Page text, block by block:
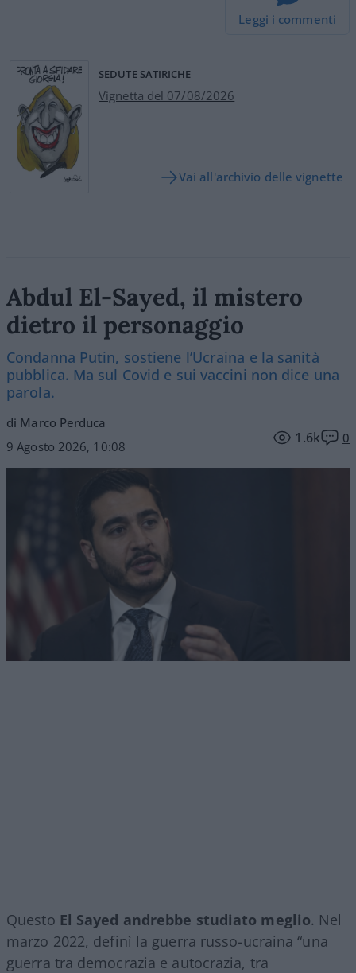
Leggi i commenti
SEDUTE SATIRICHE
Vignetta del 07/08/2026
Vai all'archivio delle vignette
Abdul El-Sayed, il mistero
dietro il personaggio
Condanna Putin, sostiene l’Ucraina e la sanità
pubblica. Ma sul Covid e sui vaccini non dice una
parola.
di Marco Perduca
9 Agosto 2026, 10:08
1.6k 0
Questo El Sayed andrebbe studiato meglio. Nel
marzo 2022, definì la guerra russo-ucraina “una
guerra tra democrazia e autocrazia, tra